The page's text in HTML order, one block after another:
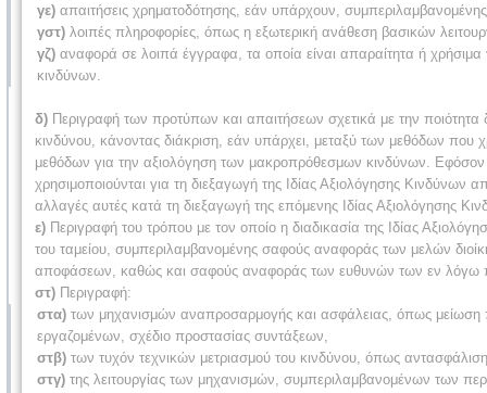
γε) απαιτήσεις χρηματοδότησης, εάν υπάρχουν,
γστ) λοιπές πληροφορίες, όπως η εξωτερική ανάθεση βασικών
γζ) αναφορά σε λοιπά έγγραφα, τα οποία είναι απαραίτητα ή χρήσιμα
κινδύνων.
δ) Περιγραφή των προτύπων και απαιτήσεων σχετικά με την
κινδύνου, κάνοντας διάκριση, εάν υπάρχει, μεταξύ των μεθόδων που
μεθόδων για την αξιολόγηση των μακροπρόθεσμων κινδύνων.
χρησιμοποιούνται για τη διεξαγωγή της Ιδίας Αξιολόγησης Κινδύνων
αλλαγές αυτές κατά τη διεξαγωγή της επόμενης Ιδίας Αξιολόγησης
ε) Περιγραφή του τρόπου με τον οποίο η διαδικασία της Ιδίας
του ταμείου, συμπεριλαμβανομένης σαφούς αναφοράς των μελών
αποφάσεων, καθώς και σαφούς αναφοράς των ευθυνών των εν λόγω
στ) Περιγραφή:
στα) των μηχανισμών αναπροσαρμογής και ασφάλειας, όπως
εργαζομένων, σχέδιο προστασίας συντάξεων,
στβ) των τυχόν τεχνικών μετριασμού του κινδύνου, όπως
στγ) της λειτουργίας των μηχανισμών, συμπεριλαμβανομένων των